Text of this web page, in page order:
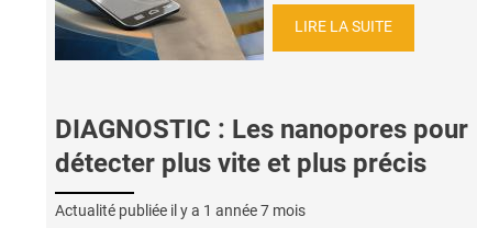
LIRE LA SUITE
DIAGNOSTIC : Les nanopores pour
détecter plus vite et plus précis
Actualité publiée il y a 1 année 7 mois